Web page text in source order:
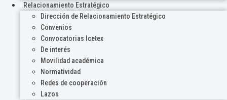
Relacionamiento Estratégico
Dirección de Relacionamiento Estratégico
Convenios
Convocatorias Icetex
De interés
Movilidad académica
Normatividad
Redes de cooperación
Lazos